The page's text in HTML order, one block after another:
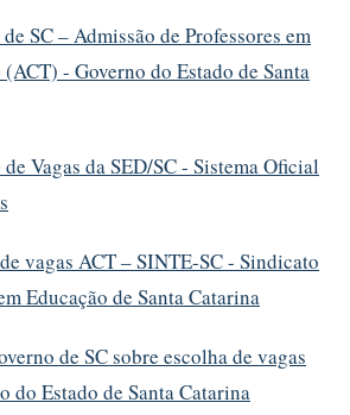
SC – Admissão de Professores em
- Governo do Estado de Santa
Vagas da SED/SC - Sistema Oficial
vagas ACT – SINTE-SC - Sindicato
Educação de Santa Catarina
de SC sobre escolha de vagas
do Estado de Santa Catarina